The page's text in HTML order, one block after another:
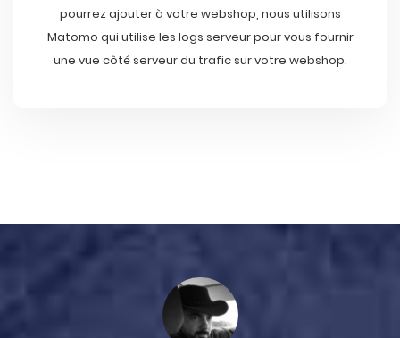
pourrez ajouter à votre webshop, nous utilisons
Matomo qui utilise les logs serveur pour vous fournir
une vue côté serveur du trafic sur votre webshop.